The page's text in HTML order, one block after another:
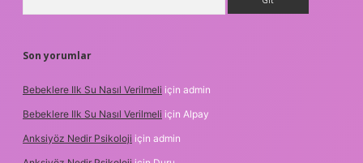
Son yorumlar
Bebeklere Ilk Su Nasıl Verilmeli için admin
Bebeklere Ilk Su Nasıl Verilmeli için Alpay
Anksiyöz Nedir Psikoloji için admin